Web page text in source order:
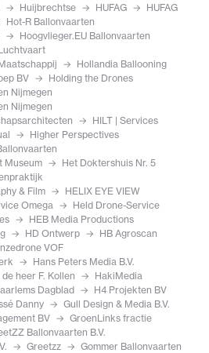
Huijbrechtse HUFAG
HUFAG
Hot-R Ballonvaarten
Hoogvlieger.EU Ballonvaarten
Hollandia Ballooning
BV
Holding the Drones
Nijmegen
Nijmegen
HILT | Services
Higher Perspectives
Museum
Het Doktershuis Nr. 5
& Film
HELIX EYE VIEW
Omega
Held Drone-Service
HEB Media Productions
HD Ontwerp
HB Agroscan
VOF
Hans Peters Media B.V.
heer F. Kollen
HakiMedia
Dagblad
H4 Projekten BV
Danny
Gull Design & Media B.V.
BV
GroenLinks fractie
Ballonvaarten B.V.
Greetzz
Gommer Ballonvaarten